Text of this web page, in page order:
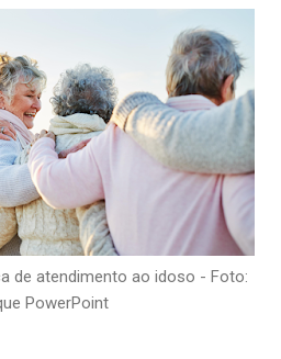
de atendimento ao idoso - Foto:
PowerPoint